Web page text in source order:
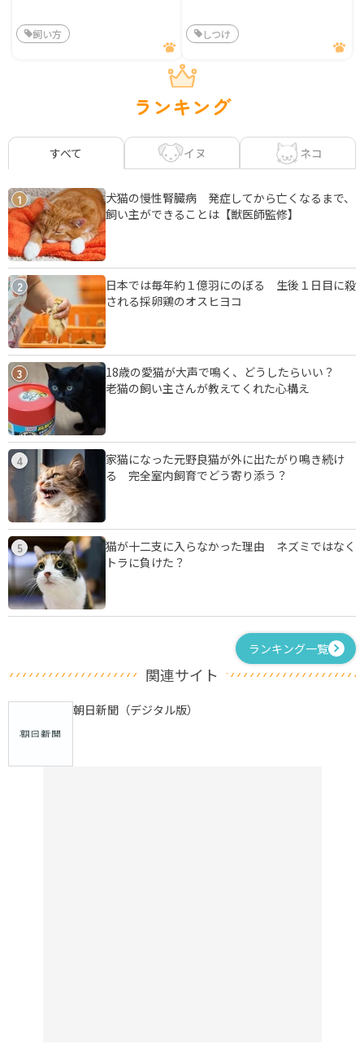
飼い方 しつけ
ランキング
すべて イヌ ネコ
1
犬猫の慢性腎臓病 発症してから亡くなるまで、
飼い主ができることは【獣医師監修】
2
日本では毎年約１億羽にのぼる 生後１日目に殺
される採卵鶏のオスヒヨコ
3
18歳の愛猫が大声で鳴く、どうしたらいい？
老猫の飼い主さんが教えてくれた心構え
4
家猫になった元野良猫が外に出たがり鳴き続け
る 完全室内飼育でどう寄り添う？
5
猫が十二支に入らなかった理由 ネズミではなく
トラに負けた？
ランキング一覧
関連サイト
朝日新聞（デジタル版）